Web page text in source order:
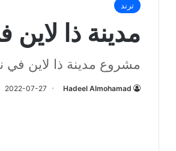
ترند
مدينة ذا لاين
مشروع مدينة ذا لاين في
Hadeel Almohamad
2022-07-27